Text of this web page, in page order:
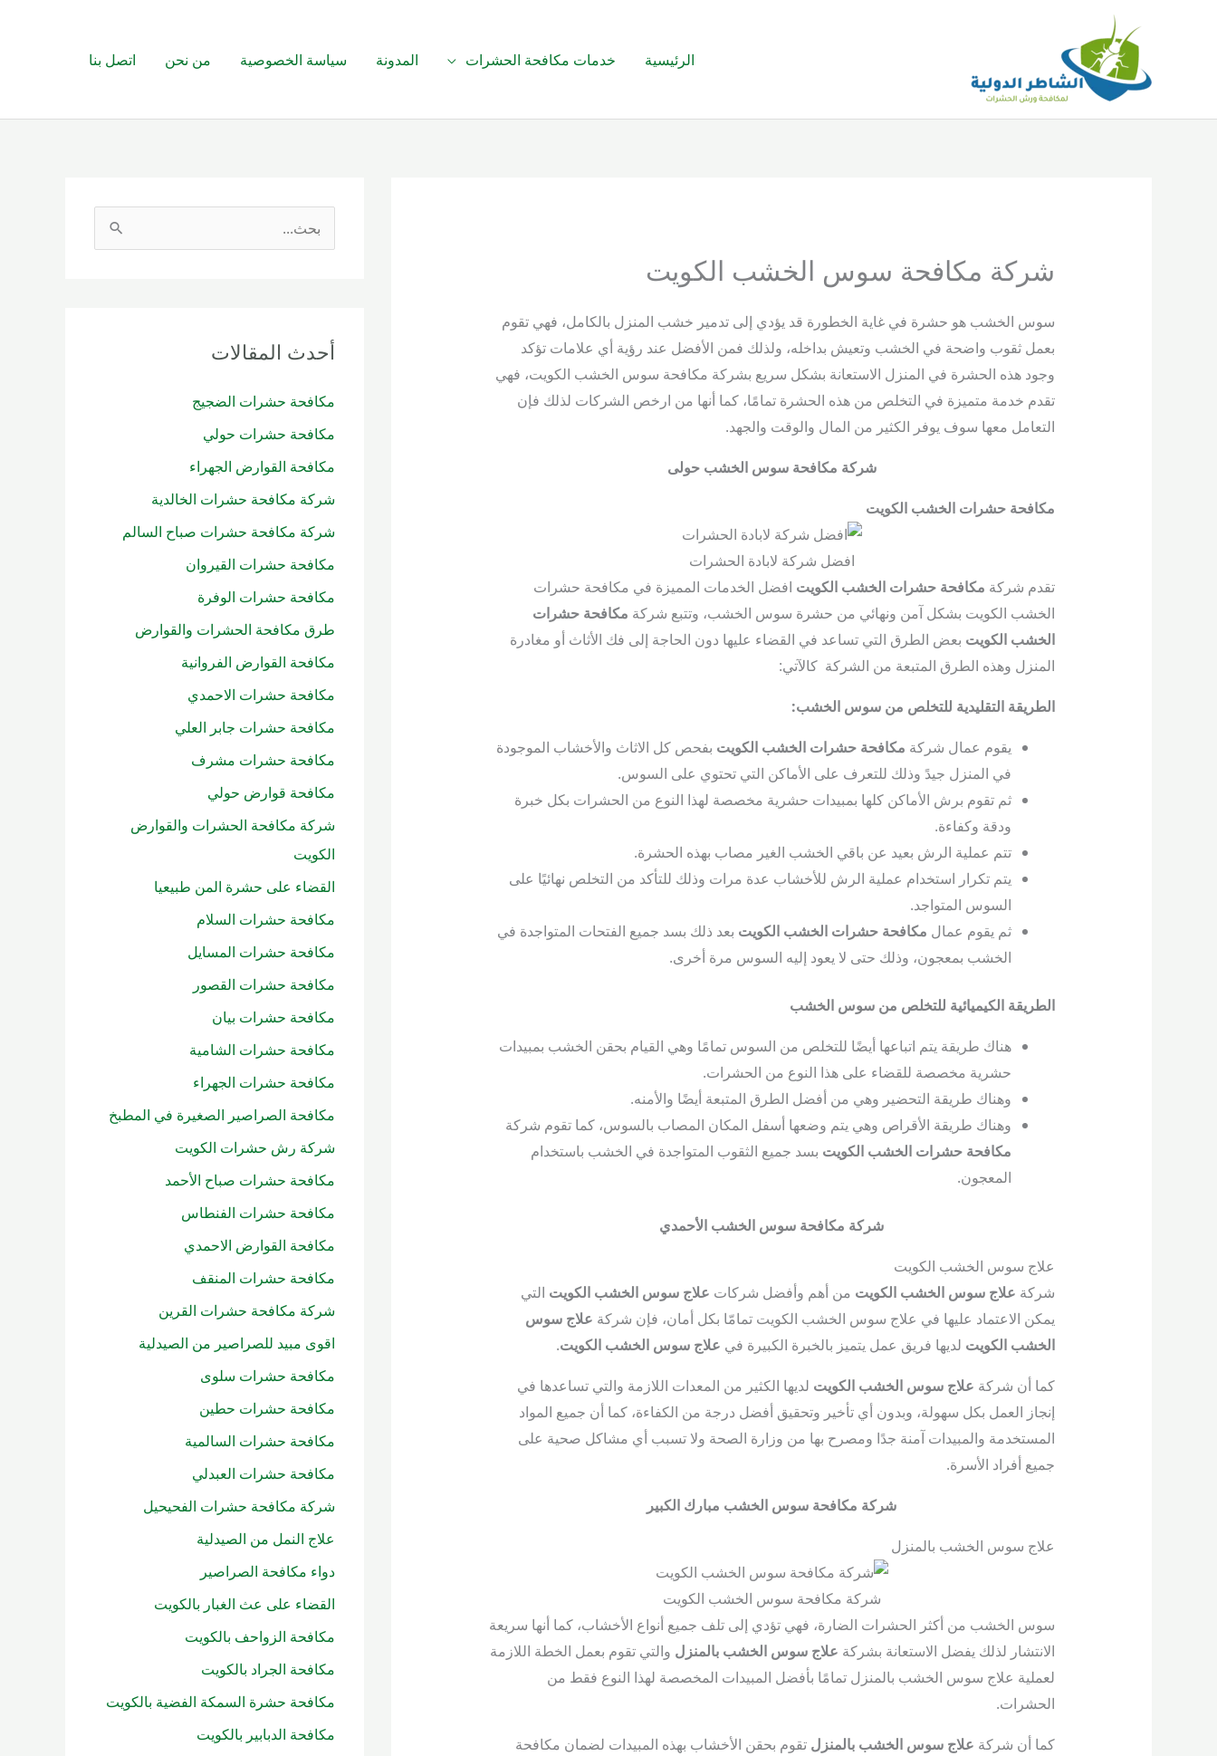
الرئيسية خدمات مكافحة الحشرات المدونة سياسة الخصوصية من نحن اتصل بنا
شركة مكافحة سوس الخشب الكويت
سوس الخشب هو حشرة في غاية الخطورة قد يؤدي إلى تدمير خشب المنزل بالكامل، فهي تقوم
بعمل ثقوب واضحة في الخشب وتعيش بداخله، ولذلك فمن الأفضل عند رؤية أي علامات تؤكد
وجود هذه الحشرة في المنزل الاستعانة بشكل سريع بشركة مكافحة سوس الخشب الكويت، فهي
تقدم خدمة متميزة في التخلص من هذه الحشرة تمامًا، كما أنها من ارخص الشركات لذلك فإن
التعامل معها سوف يوفر الكثير من المال والوقت والجهد.
شركة مكافحة سوس الخشب حولى
مكافحة حشرات الخشب الكويت
افضل شركة لابادة الحشرات
تقدم شركة مكافحة حشرات الخشب الكويت افضل الخدمات المميزة في مكافحة حشرات
الخشب الكويت بشكل آمن ونهائي من حشرة سوس الخشب، وتتبع شركة مكافحة حشرات
الخشب الكويت بعض الطرق التي تساعد في القضاء عليها دون الحاجة إلى فك الأثاث أو مغادرة
المنزل وهذه الطرق المتبعة من الشركة كالآتي:
الطريقة التقليدية للتخلص من سوس الخشب:
يقوم عمال شركة مكافحة حشرات الخشب الكويت بفحص كل الاثاث والأخشاب الموجودة
في المنزل جيدً وذلك للتعرف على الأماكن التي تحتوي على السوس.
ثم تقوم برش الأماكن كلها بمبيدات حشرية مخصصة لهذا النوع من الحشرات بكل خبرة
ودقة وكفاءة.
تتم عملية الرش بعيد عن باقي الخشب الغير مصاب بهذه الحشرة.
يتم تكرار استخدام عملية الرش للأخشاب عدة مرات وذلك للتأكد من التخلص نهائيًا على
السوس المتواجد.
ثم يقوم عمال مكافحة حشرات الخشب الكويت بعد ذلك بسد جميع الفتحات المتواجدة في
الخشب بمعجون، وذلك حتى لا يعود إليه السوس مرة أخرى.
الطريقة الكيميائية للتخلص من سوس الخشب
هناك طريقة يتم اتباعها أيضًا للتخلص من السوس تمامًا وهي القيام بحقن الخشب بمبيدات
حشرية مخصصة للقضاء على هذا النوع من الحشرات.
وهناك طريقة التحضير وهي من أفضل الطرق المتبعة أيضًا والأمنه.
وهناك طريقة الأقراص وهي يتم وضعها أسفل المكان المصاب بالسوس، كما تقوم شركة
مكافحة حشرات الخشب الكويت بسد جميع الثقوب المتواجدة في الخشب باستخدام
المعجون.
شركة مكافحة سوس الخشب الأحمدي
علاج سوس الخشب الكويت
شركة علاج سوس الخشب الكويت من أهم وأفضل شركات علاج سوس الخشب الكويت التي
يمكن الاعتماد عليها في علاج سوس الخشب الكويت تمامّا بكل أمان، فإن شركة علاج سوس
الخشب الكويت لديها فريق عمل يتميز بالخبرة الكبيرة في علاج سوس الخشب الكويت.
كما أن شركة علاج سوس الخشب الكويت لديها الكثير من المعدات اللازمة والتي تساعدها في
إنجاز العمل بكل سهولة، وبدون أي تأخير وتحقيق أفضل درجة من الكفاءة، كما أن جميع المواد
المستخدمة والمبيدات آمنة جدًا ومصرح بها من وزارة الصحة ولا تسبب أي مشاكل صحية على
جميع أفراد الأسرة.
شركة مكافحة سوس الخشب مبارك الكبير
علاج سوس الخشب بالمنزل
شركة مكافحة سوس الخشب الكويت
سوس الخشب من أكثر الحشرات الضارة، فهي تؤدي إلى تلف جميع أنواع الأخشاب، كما أنها سريعة
الانتشار لذلك يفضل الاستعانة بشركة علاج سوس الخشب بالمنزل والتي تقوم بعمل الخطة اللازمة
لعملية علاج سوس الخشب بالمنزل تمامًا بأفضل المبيدات المخصصة لهذا النوع فقط من
الحشرات.
كما أن شركة علاج سوس الخشب بالمنزل تقوم بحقن الأخشاب بهذه المبيدات لضمان مكافحة
ث
ن
:
أحدث المقالات
مكافحة حشرات الضجيج
مكافحة حشرات حولي
مكافحة القوارض الجهراء
شركة مكافحة حشرات الخالدية
شركة مكافحة حشرات صباح السالم
مكافحة حشرات القيروان
مكافحة حشرات الوفرة
طرق مكافحة الحشرات والقوارض
مكافحة القوارض الفروانية
مكافحة حشرات الاحمدي
مكافحة حشرات جابر العلي
مكافحة حشرات مشرف
مكافحة قوارض حولي
شركة مكافحة الحشرات والقوارض
الكويت
القضاء على حشرة المن طبيعيا
مكافحة حشرات السلام
مكافحة حشرات المسايل
مكافحة حشرات القصور
مكافحة حشرات بيان
مكافحة حشرات الشامية
مكافحة حشرات الجهراء
مكافحة الصراصير الصغيرة في المطبخ
شركة رش حشرات الكويت
مكافحة حشرات صباح الأحمد
مكافحة حشرات الفنطاس
مكافحة القوارض الاحمدي
مكافحة حشرات المنقف
شركة مكافحة حشرات القرين
اقوى مبيد للصراصير من الصيدلية
مكافحة حشرات سلوى
مكافحة حشرات حطين
مكافحة حشرات السالمية
مكافحة حشرات العبدلي
شركة مكافحة حشرات الفحيحيل
علاج النمل من الصيدلية
دواء مكافحة الصراصير
القضاء على عث الغبار بالكويت
مكافحة الزواحف بالكويت
مكافحة الجراد بالكويت
مكافحة حشرة السمكة الفضية بالكويت
مكافحة الدبابير بالكويت